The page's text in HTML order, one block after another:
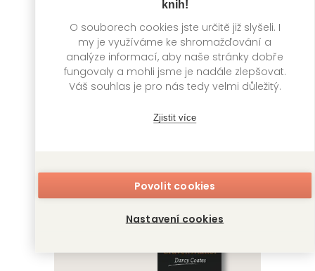
knih!
O souborech cookies jste určitě již slyšeli. I
my je využíváme ke shromažďování a
analýze informací, aby naše stránky dobře
fungovaly a mohli jsme je nadále zlepšovat.
Váš souhlas je pro nás tedy velmi důležitý.
Zjistit více
Povolit cookies
Nastavení cookies